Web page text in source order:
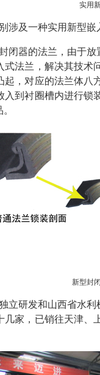
实用
及一种实用新型嵌
闭器的法兰，由于
法兰，解决其技
，对应的法兰体
到衬圈槽内进行
新型封
立研发和山西省水
家，已销往天津、